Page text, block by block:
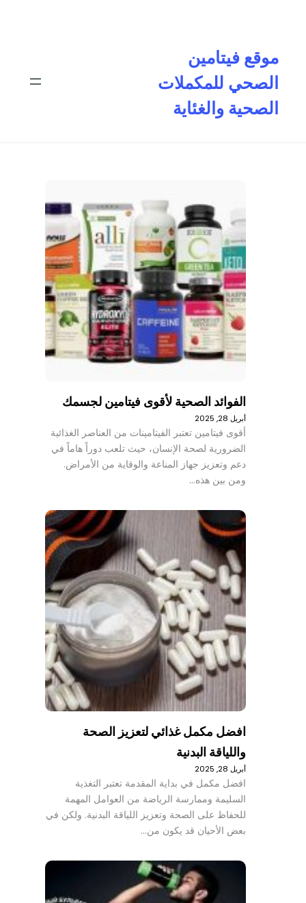
موقع فيتامين
الصحي للمكملات
الصحية والغئاية
الفوائد الصحية لأقوى فيتامين لجسمك
أبريل 28, 2025
أقوى فيتامين تعتبر الفيتامينات من العناصر الغذائية
الضرورية لصحة الإنسان، حيث تلعب دوراً هاماً في
دعم وتعزيز جهاز المناعة والوقاية من الأمراض.
ومن بين هذه…
افضل مكمل غذائي لتعزيز الصحة
واللياقة البدنية
أبريل 28, 2025
افضل مكمل في بداية المقدمة تعتبر التغذية
السليمة وممارسة الرياضة من العوامل المهمة
للحفاظ على الصحة وتعزيز اللياقة البدنية. ولكن في
بعض الأحيان قد يكون من…